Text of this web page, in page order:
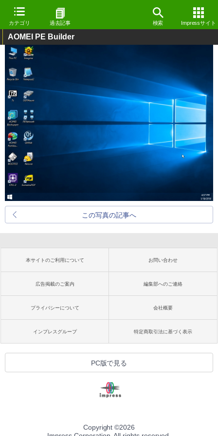
カテゴリ 過去記事 検索 Impressサイト
AOMEI PE Builder
この写真の記事へ
本サイトのご利用について お問い合わせ
広告掲載のご案内 編集部へのご連絡
プライバシーについて 会社概要
インプレスグループ 特定商取引法に基づく表示
PC版で見る
Copyright ©2026